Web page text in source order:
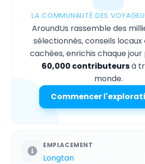
LA COMMUNAUTÉ DES
AroundUs rassemble des
sélectionnés, conseils
cachées, enrichis chaque
60,000 contributeursà
monde.
Commencer
EMPLACEMENT
Longtan